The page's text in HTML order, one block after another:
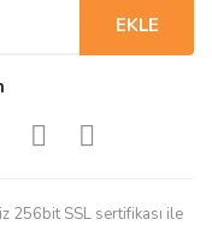
EKLE
256bit SSL sertifikası ile